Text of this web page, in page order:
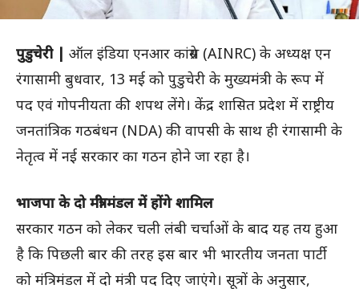
पुडुचेरी | ऑल इंडिया एनआर कांग्रेस (AINRC) के अध्यक्ष एन
रंगासामी बुधवार, 13 मई को पुडुचेरी के मुख्यमंत्री के रूप में
पद एवं गोपनीयता की शपथ लेंगे। केंद्र शासित प्रदेश में राष्ट्रीय
जनतांत्रिक गठबंधन (NDA) की वापसी के साथ ही रंगासामी के
नेतृत्व में नई सरकार का गठन होने जा रहा है।
भाजपा के दो मंत्री मंडल में होंगे शामिल
सरकार गठन को लेकर चली लंबी चर्चाओं के बाद यह तय हुआ
है कि पिछली बार की तरह इस बार भी भारतीय जनता पार्टी
को मंत्रिमंडल में दो मंत्री पद दिए जाएंगे। सूत्रों के अनुसार,